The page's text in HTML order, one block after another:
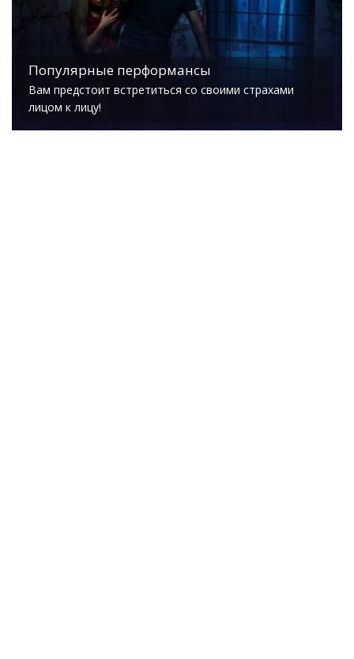
Популярные перформансы
Вам предстоит встретиться со своими страхами
лицом к лицу!